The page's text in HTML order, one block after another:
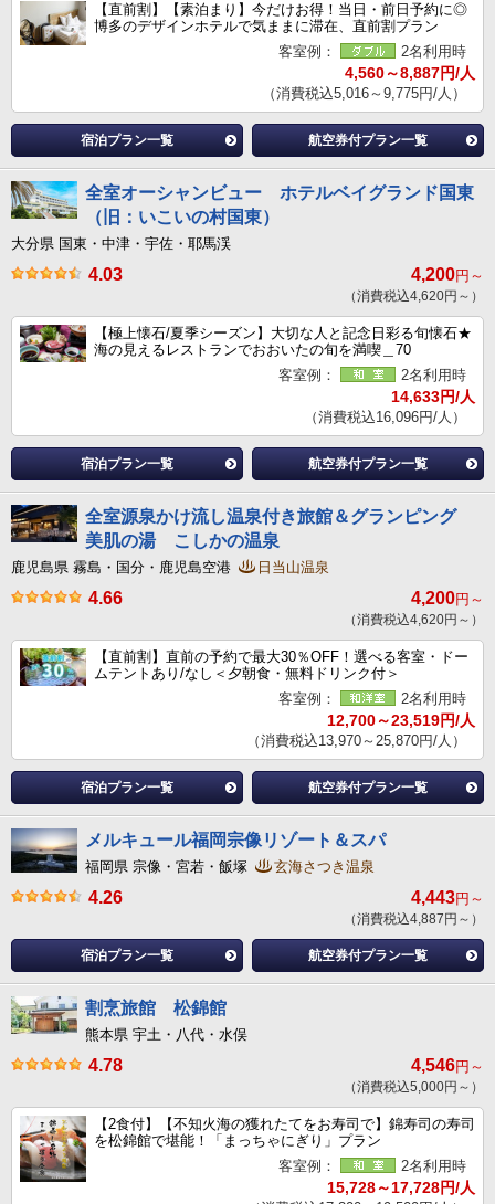
【直前割】【素泊まり】今だけお得！当日・前日予約に◎
博多のデザインホテルで気ままに滞在、直前割プラン
客室例：
2名利用時
4,560～8,887円/人
（消費税込5,016～9,775円/人）
宿泊プラン一覧 航空券付プラン一覧
全室オーシャンビュー ホテルベイグランド国東
（旧：いこいの村国東）
大分県 国東・中津・宇佐・耶馬渓
4.03 4,200円～
（消費税込4,620円～）
【極上懐石/夏季シーズン】大切な人と記念日彩る旬懐石★
海の見えるレストランでおおいたの旬を満喫＿70
客室例：
2名利用時
14,633円/人
（消費税込16,096円/人）
宿泊プラン一覧 航空券付プラン一覧
全室源泉かけ流し温泉付き旅館＆グランピング
美肌の湯 こしかの温泉
鹿児島県 霧島・国分・鹿児島空港 日当山温泉
4.66 4,200円～
（消費税込4,620円～）
【直前割】直前の予約で最大30％OFF！選べる客室・ドー
ムテントあり/なし＜夕朝食・無料ドリンク付＞
客室例：
2名利用時
12,700～23,519円/人
（消費税込13,970～25,870円/人）
宿泊プラン一覧 航空券付プラン一覧
メルキュール福岡宗像リゾート＆スパ
福岡県 宗像・宮若・飯塚 玄海さつき温泉
4.26 4,443円～
（消費税込4,887円～）
宿泊プラン一覧 航空券付プラン一覧
割烹旅館 松錦館
熊本県 宇土・八代・水俣
4.78 4,546円～
（消費税込5,000円～）
【2食付】【不知火海の獲れたてをお寿司で】錦寿司の寿司
を松錦館で堪能！「まっちゃにぎり」プラン
客室例：
2名利用時
15,728～17,728円/人